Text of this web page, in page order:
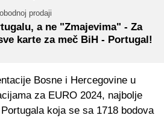
prodaji
a ne "Zmajevima" - Za
karte za meč BiH - Portugal!
Bosne i Hercegovine u
za EURO 2024, najbolje
koja se sa 1718 bodova